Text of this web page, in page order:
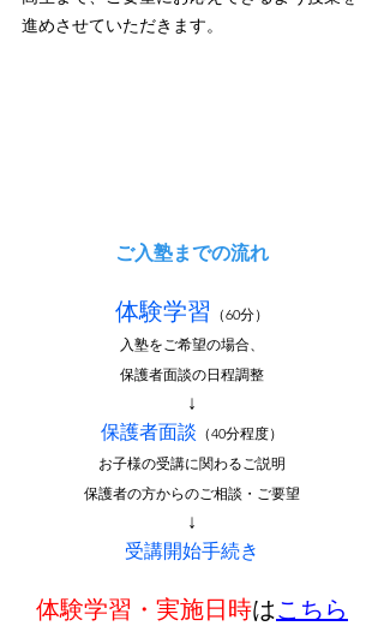
進めさせていただきます。
ご入塾までの流れ
体験学習 （60分）
入塾をご希望の場合、
保護者面談の日程調整
↓
保護者面談 （40分程度）
お子様の受講に関わるご説明
保護者の方からのご相談・ご要望
↓
受講開始手続き
体験学習・実施日時はこちら